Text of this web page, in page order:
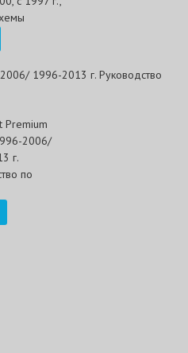
1996-2013 г. Руководство